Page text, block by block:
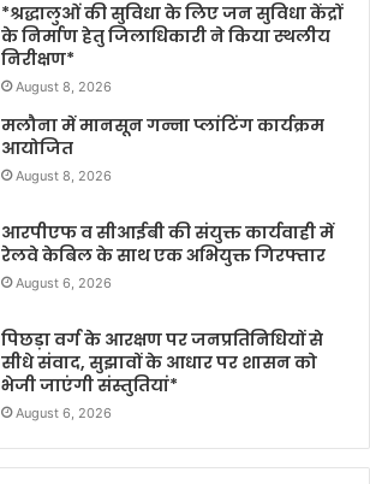
*श्रद्धालुओं की सुविधा के लिए जन सुविधा केंद्रों
के निर्माण हेतु जिलाधिकारी ने किया स्थलीय
निरीक्षण*
August 8, 2026
मलौना में मानसून गन्ना प्लांटिंग कार्यक्रम
आयोजित
August 8, 2026
आरपीएफ व सीआईबी की संयुक्त कार्यवाही में
रेलवे केबिल के साथ एक अभियुक्त गिरफ्तार
August 6, 2026
पिछड़ा वर्ग के आरक्षण पर जनप्रतिनिधियों से
सीधे संवाद, सुझावों के आधार पर शासन को
भेजी जाएंगी संस्तुतियां*
August 6, 2026